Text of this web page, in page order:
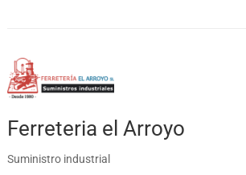
Ferreteria el Arroyo
Suministro industrial